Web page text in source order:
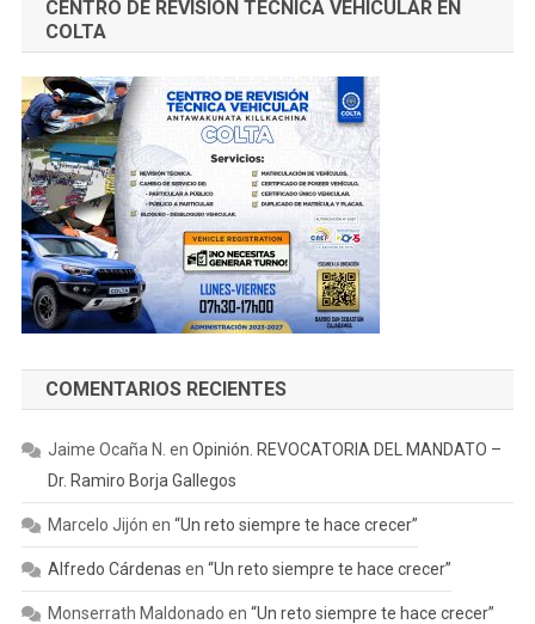
CENTRO DE REVISIÓN TÉCNICA VEHICULAR EN
COLTA
COMENTARIOS RECIENTES
Jaime Ocaña N. en Opinión. REVOCATORIA DEL MANDATO –
Dr. Ramiro Borja Gallegos
Marcelo Jijón en “Un reto siempre te hace crecer”
Alfredo Cárdenas en “Un reto siempre te hace crecer”
Monserrath Maldonado en “Un reto siempre te hace crecer”